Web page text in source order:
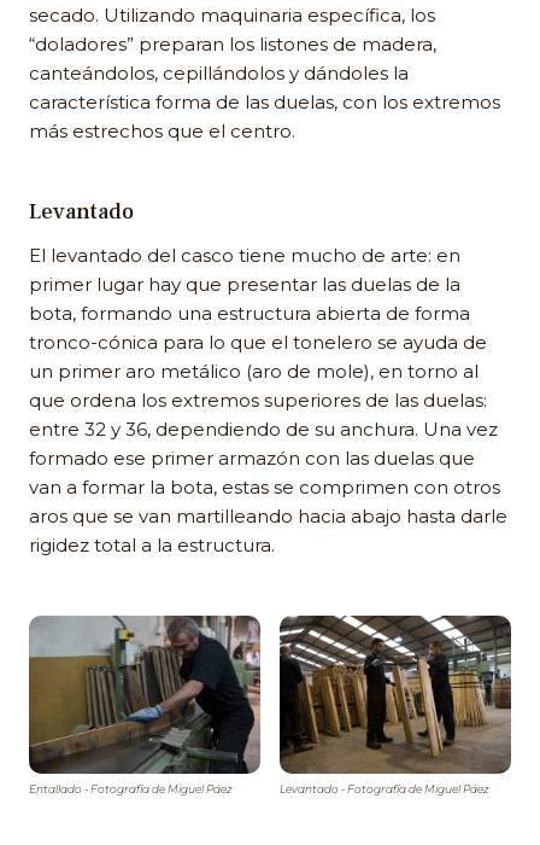
secado. Utilizando maquinaria específica, los
“doladores” preparan los listones de madera,
canteándolos, cepillándolos y dándoles la
característica forma de las duelas, con los extremos
más estrechos que el centro.
Levantado
El levantado del casco tiene mucho de arte: en
primer lugar hay que presentar las duelas de la
bota, formando una estructura abierta de forma
tronco-cónica para lo que el tonelero se ayuda de
un primer aro metálico (aro de mole), en torno al
que ordena los extremos superiores de las duelas:
entre 32 y 36, dependiendo de su anchura. Una vez
formado ese primer armazón con las duelas que
van a formar la bota, estas se comprimen con otros
aros que se van martilleando hacia abajo hasta darle
rigidez total a la estructura.
Entallado - Fotografía de Miguel Páez Levantado - Fotografía de Miguel Páez